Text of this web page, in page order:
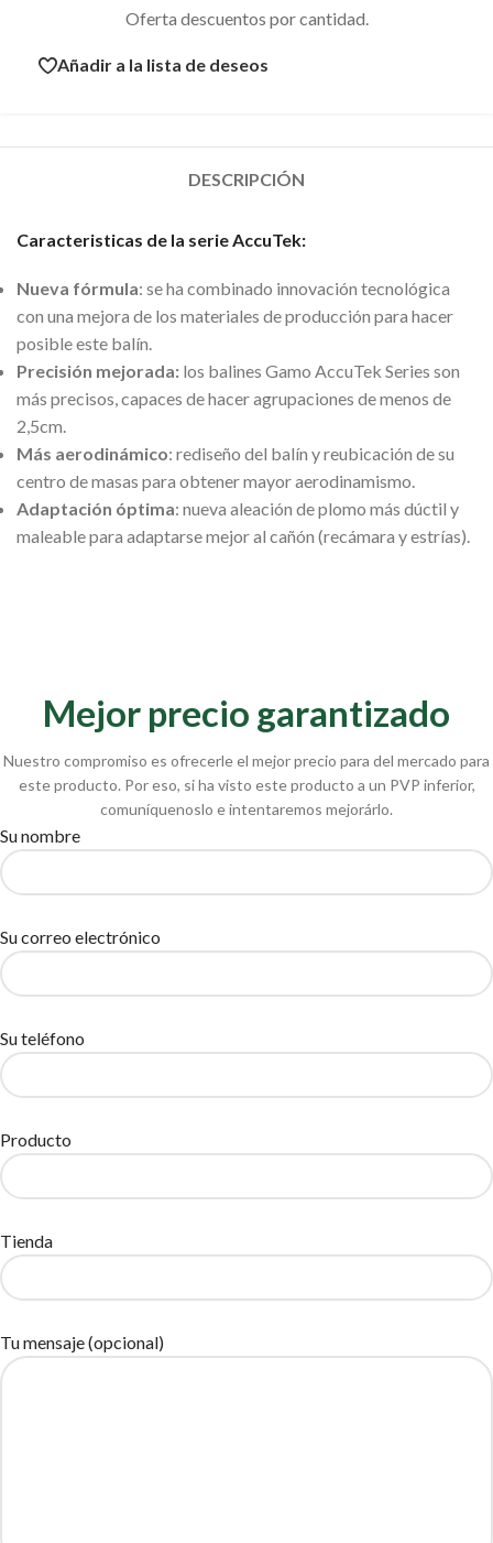
Oferta descuentos por cantidad.
Añadir a la lista de deseos
DESCRIPCIÓN
Caracteristicas de la serie AccuTek:
Nueva fórmula: se ha combinado innovación tecnológica
con una mejora de los materiales de producción para hacer
posible este balín.
Precisión mejorada: los balines Gamo AccuTek Series son
más precisos, capaces de hacer agrupaciones de menos de
2,5cm.
Más aerodinámico: rediseño del balín y reubicación de su
centro de masas para obtener mayor aerodinamismo.
Adaptación óptima: nueva aleación de plomo más dúctil y
maleable para adaptarse mejor al cañón (recámara y estrías).
Mejor precio garantizado
Nuestro compromiso es ofrecerle el mejor precio para del mercado para
este producto. Por eso, si ha visto este producto a un PVP inferior,
comuníquenoslo e intentaremos mejorárlo.
Su nombre
Su correo electrónico
Su teléfono
Producto
Tienda
Tu mensaje (opcional)